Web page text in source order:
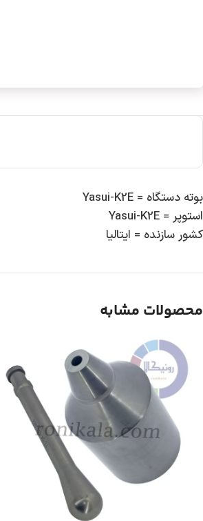
بوته دستگاه = Yasui-K2E
استوپر = Yasui-K2E
کشور سازنده = ایتالیا
محصولات مشابه